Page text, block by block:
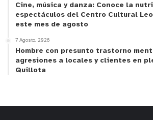
Cine, música y danza: Conoce la
espectáculos del Centro Cultural
este mes de agosto
7 Agosto, 2026
Hombre con presunto trastorno
agresiones a locales y clientes en
Quillota